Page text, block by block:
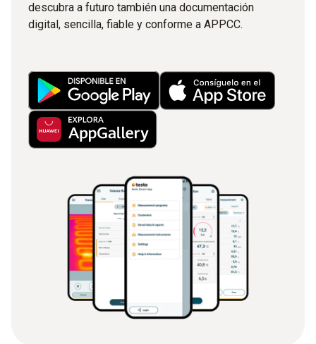
descubra a futuro también una documentación
digital, sencilla, fiable y conforme a APPCC.